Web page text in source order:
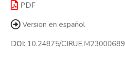
PDF
Version en español
DOI: 10.24875/CIRUE.M23000689